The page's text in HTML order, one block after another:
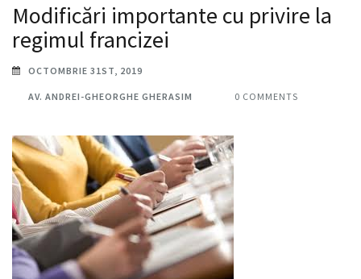
Modificări importante cu privire la
regimul francizei
OCTOMBRIE 31ST, 2019
AV. ANDREI-GHEORGHE GHERASIM 0 COMMENTS